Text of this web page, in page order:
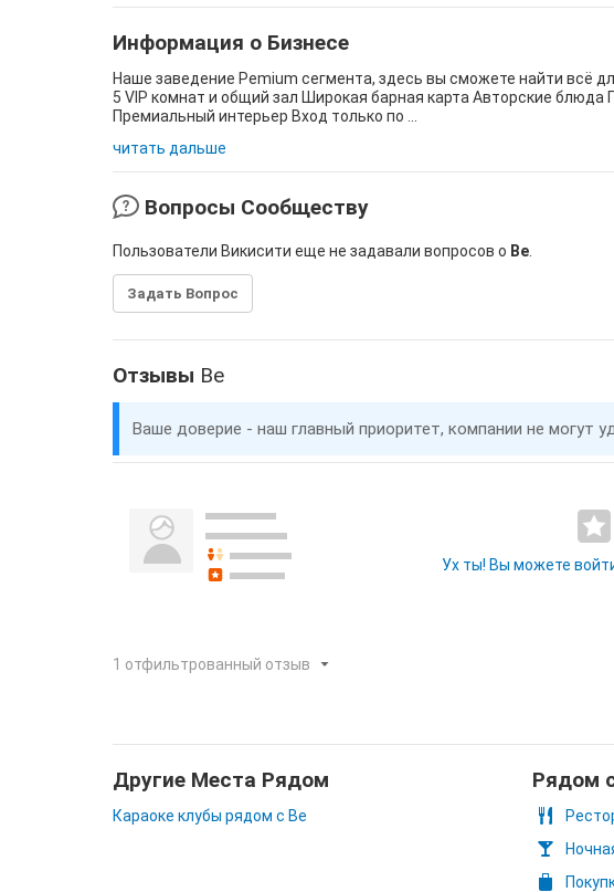
Информация о Бизнесе
Наше заведение Pemium сегмента, здесь вы сможете найти всё
5 VIP комнат и общий зал Широкая барная карта Авторские
Премиальный интерьер Вход только по ...
читать дальше
Вопросы Сообществу
Пользователи Викисити еще не задавали вопросов о Be
Задать Вопрос
Отзывы Be
Ваше доверие - наш главный приоритет, компании не могут
Ух ты! Вы можете
1 отфильтрованный отзыв
Другие Места Рядом
Караоке клубы рядом с Be
Рядом